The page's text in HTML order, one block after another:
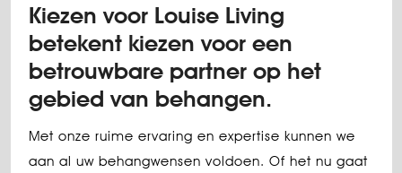
Kiezen voor Louise Living
betekent kiezen voor een
betrouwbare partner op het
gebied van behangen.
Met onze ruime ervaring en expertise kunnen we
aan al uw behangwensen voldoen. Of het nu gaat